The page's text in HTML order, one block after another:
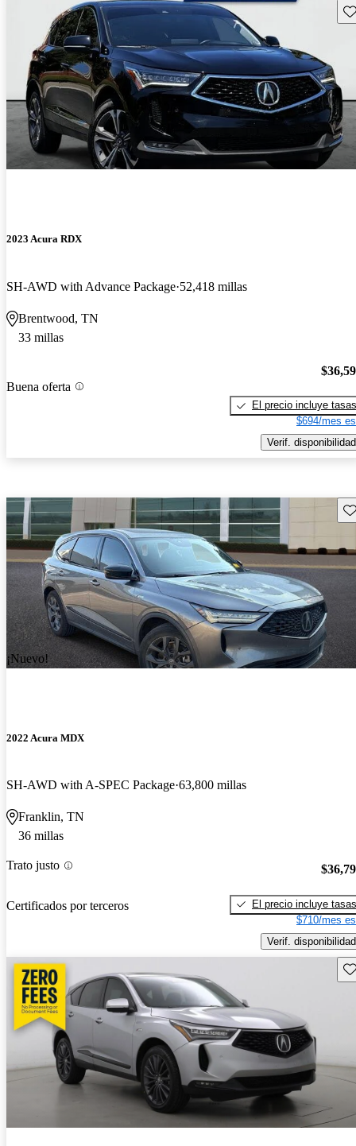
2023 Acura RDX
SH-AWD with Advance Package 52,418 millas
Brentwood, TN
33 millas
Buena oferta
El precio incluye tasas
$694/mes
Verif. disponibilidad
¡Nuevo!
2022 Acura MDX
SH-AWD with A-SPEC Package 63,800 millas
Franklin, TN
36 millas
Trato justo
Certificados por terceros
El precio incluye tasas
$710/mes
Verif. disponibilidad